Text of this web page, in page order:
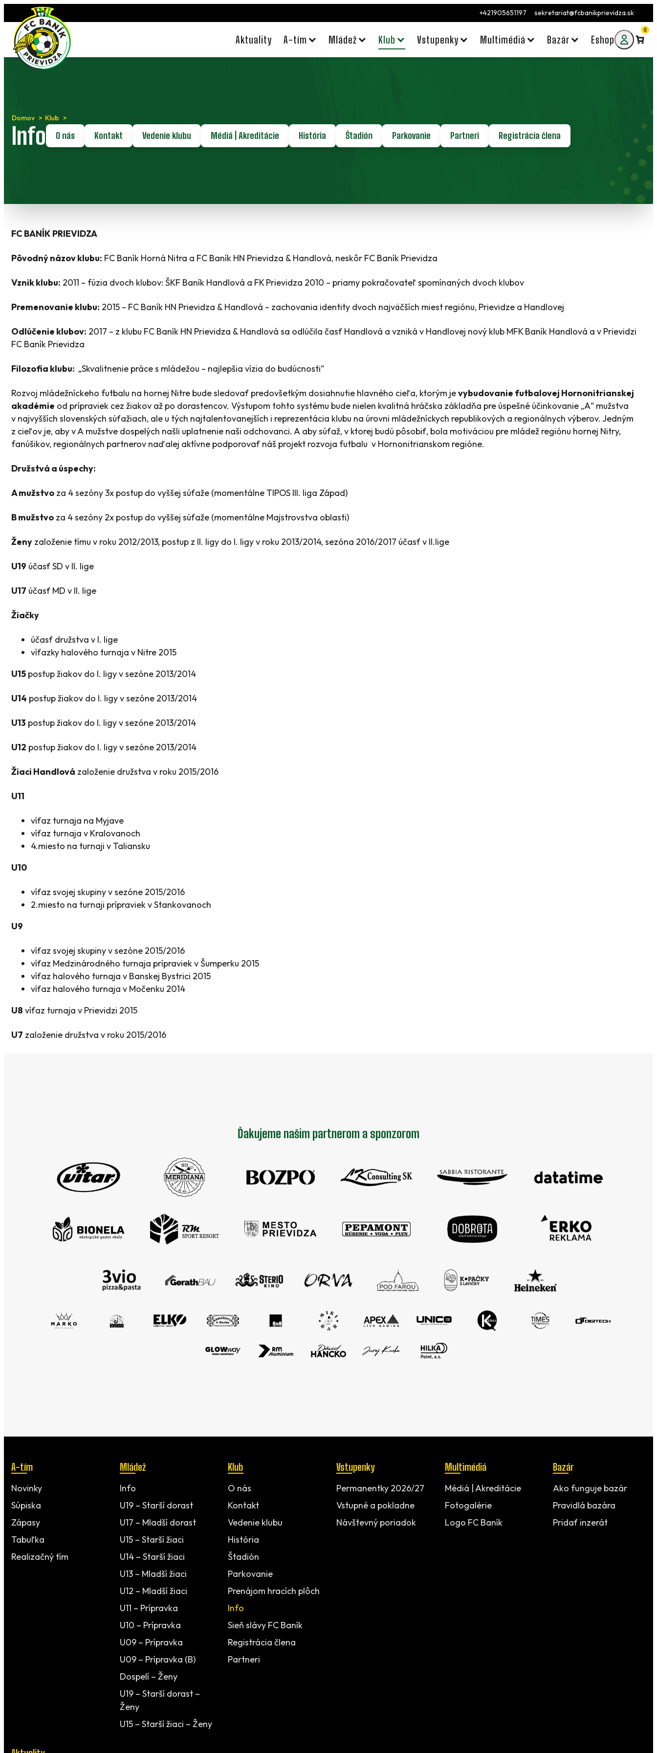
Preskočiť
na
obsah
+421905651197 sekretariat@fcbanikprievidza.sk
Aktuality A-tím Mládež Klub Vstupenky Multimédiá Bazár Eshop
0
Domov Klub
Info O nás Kontakt Vedenie klubu Médiá | Akreditácie História Štadión Parkovanie Partneri Registrácia člena
FC BANÍK PRIEVIDZA
Pôvodný názov klubu: FC Baník Horná Nitra a FC Baník HN Prievidza & Handlová, neskôr FC Baník Prievidza
Vznik klubu: 2011 – fúzia dvoch klubov: ŠKF Baník Handlová a FK Prievidza 2010 – priamy pokračovateľ spomínaných dvoch klubov
Premenovanie klubu: 2015 – FC Baník HN Prievidza & Handlová – zachovania identity dvoch najväčších miest regiónu, Prievidze a Handlovej
Odlúčenie klubov: 2017 – z klubu FC Baník HN Prievidza & Handlová sa odlúčila časť Handlová a vzniká v Handlovej nový klub MFK Baník Handlová a v Prievidzi
FC Baník Prievidza
Filozofia klubu: „Skvalitnenie práce s mládežou – najlepšia vízia do budúcnosti“
Rozvoj mládežníckeho futbalu na hornej Nitre bude sledovať predovšetkým dosiahnutie hlavného cieľa, ktorým jevybudovanie futbalovej Hornonitrianskej
akadémie od prípraviek cez žiakov až po dorastencov. Výstupom tohto systému bude nielen kvalitná hráčska základňa pre úspešné účinkovanie „A“ mužstva
v najvyšších slovenských súťažiach, ale u tých najtalentovanejších i reprezentácia klubu na úrovni mládežníckych republikových a regionálnych výberov. Jedným
z cieľov je, aby v A mužstve dospelých našli uplatnenie naši odchovanci. A aby súťaž, v ktorej budú pôsobiť, bola motiváciou pre mládež regiónu hornej Nitry,
fanúšikov, regionálnych partnerov naďalej aktívne podporovať náš projekt rozvoja futbalu v Hornonitrianskom regióne.
Družstvá a úspechy:
A mužstvo za 4 sezóny 3x postup do vyššej súťaže (momentálne TIPOS III. liga Západ)
B mužstvo za 4 sezóny 2x postup do vyššej súťaže (momentálne Majstrovstva oblasti)
Ženy založenie tímu v roku 2012/2013, postup z II. ligy do I. ligy v roku 2013/2014, sezóna 2016/2017 účasť v II.lige
U19 účasť SD v II. lige
U17 účasť MD v II. lige
Žiačky
účasť družstva v I. lige
víťazky halového turnaja v Nitre 2015
U15 postup žiakov do I. ligy v sezóne 2013/2014
U14 postup žiakov do I. ligy v sezóne 2013/2014
U13 postup žiakov do I. ligy v sezóne 2013/2014
U12 postup žiakov do I. ligy v sezóne 2013/2014
Žiaci Handlová založenie družstva v roku 2015/2016
U11
víťaz turnaja na Myjave
víťaz turnaja v Kralovanoch
4.miesto na turnaji v Taliansku
U10
víťaz svojej skupiny v sezóne 2015/2016
2.miesto na turnaji prípraviek v Stankovanoch
U9
víťaz svojej skupiny v sezóne 2015/2016
víťaz Medzinárodného turnaja prípraviek v Šumperku 2015
víťaz halového turnaja v Banskej Bystrici 2015
víťaz halového turnaja v Močenku 2014
U8 víťaz turnaja v Prievidzi 2015
U7 založenie družstva v roku 2015/2016
Ďakujeme našim partnerom a sponzorom
A-tím
Novinky
Súpiska
Zápasy
Tabuľka
Realizačný tím
Mládež
Info
U19 – Starší dorast
U17 – Mladší dorast
U15 – Starší žiaci
U14 – Starší žiaci
U13 – Mladší žiaci
U12 – Mladší žiaci
U11 – Prípravka
U10 – Prípravka
U09 – Prípravka
U09 – Prípravka (B)
Dospelí – Ženy
U19 – Starší dorast –
Ženy
U15 – Starší žiaci – Ženy
Klub
O nás
Kontakt
Vedenie klubu
História
Štadión
Parkovanie
Prenájom hracích plôch
Info
Sieň slávy FC Baník
Registrácia člena
Partneri
Vstupenky
Permanentky 2026/27
Vstupné a pokladne
Návštevný poriadok
Multimédiá
Médiá | Akreditácie
Fotogalérie
Logo FC Baník
Bazár
Ako funguje bazár
Pravidlá bazára
Pridať inzerát